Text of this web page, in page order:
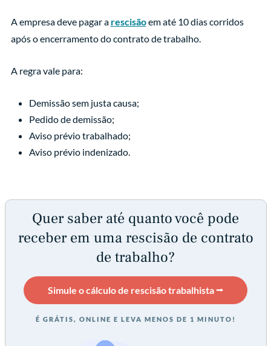
A empresa deve pagar a rescisãoem até 10 dias corridos
após o encerramento do contrato de trabalho.
A regra vale para:
Demissão sem justa causa;
Pedido de demissão;
Aviso prévio trabalhado;
Aviso prévio indenizado.
Quer saber até quanto você pode
receber em uma rescisão de contrato
de trabalho?
Simule o cálculo de rescisão trabalhista ⭢
É GRÁTIS, ONLINE E LEVA MENOS DE 1 MINUTO!